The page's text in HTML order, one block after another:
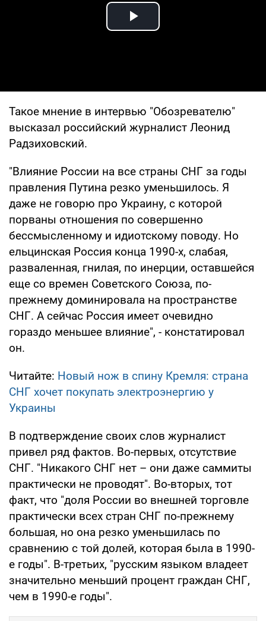
Play Video
Такое мнение в интервью "Обозревателю"
высказал российский журналист Леонид
Радзиховский.
"Влияние России на все страны СНГ за годы
правления Путина резко уменьшилось. Я
даже не говорю про Украину, с которой
порваны отношения по совершенно
бессмысленному и идиотскому поводу. Но
ельцинская Россия конца 1990-х, слабая,
разваленная, гнилая, по инерции, оставшейся
еще со времен Советского Союза, по-
прежнему доминировала на пространстве
СНГ. А сейчас Россия имеет очевидно
гораздо меньшее влияние", - констатировал
он.
Читайте: Новый нож в спину Кремля: страна
СНГ хочет покупать электроэнергию у
Украины
В подтверждение своих слов журналист
привел ряд фактов. Во-первых, отсутствие
СНГ. "Никакого СНГ нет – они даже саммиты
практически не проводят". Во-вторых, тот
факт, что "доля России во внешней торговле
практически всех стран СНГ по-прежнему
большая, но она резко уменьшилась по
сравнению с той долей, которая была в 1990-
е годы". В-третьих, "русским языком владеет
значительно меньший процент граждан СНГ,
чем в 1990-е годы".